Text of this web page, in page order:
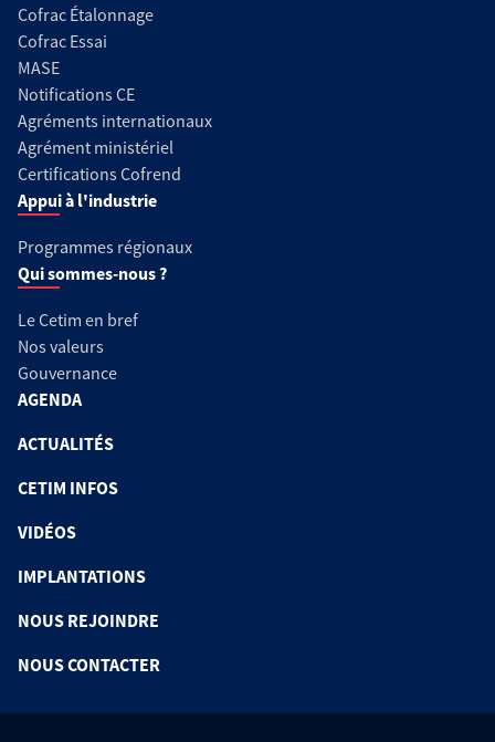
Cofrac Étalonnage
Cofrac Essai
MASE
Notifications CE
Agréments internationaux
Agrément ministériel
Certifications Cofrend
Appui à l'industrie
Programmes régionaux
Qui sommes-nous ?
Le Cetim en bref
Nos valeurs
Gouvernance
AGENDA
ACTUALITÉS
CETIM INFOS
VIDÉOS
IMPLANTATIONS
NOUS REJOINDRE
NOUS CONTACTER